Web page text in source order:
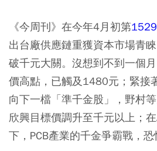
《今周刊》在今年4月初第
出台廠供應鏈重獲資本市場青
破千元大關。沒想到不到一個
價高點，已觸及1480元；緊接
向下一檔「準千金股」，野村
欣興目標價調升至千元以上；
下，PCB產業的千金爭霸戰，恐